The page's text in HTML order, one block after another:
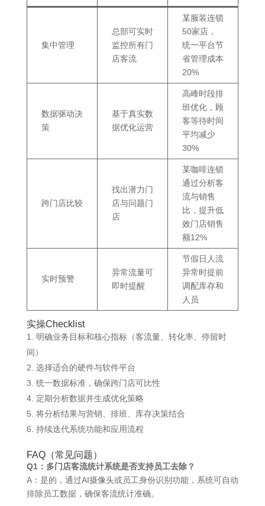
集中管理
总部可实时
监控所有门
店客流
某服装连锁
50家店，
统一平台节
省管理成本
20%
数据驱动决
策
基于真实数
据优化运营
高峰时段排
班优化，顾
客等待时间
平均减少
30%
跨门店比较
找出潜力门
店与问题门
店
某咖啡连锁
通过分析客
流与销售
比，提升低
效门店销售
额12%
实时预警
异常流量可
即时提醒
节假日人流
异常时提前
调配库存和
人员
实操Checklist
明确业务目标和核心指标（客流量、转化率、停留时
间）
选择适合的硬件与软件平台
统一数据标准，确保跨门店可比性
定期分析数据并生成优化策略
将分析结果与营销、排班、库存决策结合
持续迭代系统功能和应用流程
FAQ（常见问题）
Q1：多门店客流统计系统是否支持员工去除？
A：是的，通过AI摄像头或员工身份识别功能，系统可自动
排除员工数据，确保客流统计准确。